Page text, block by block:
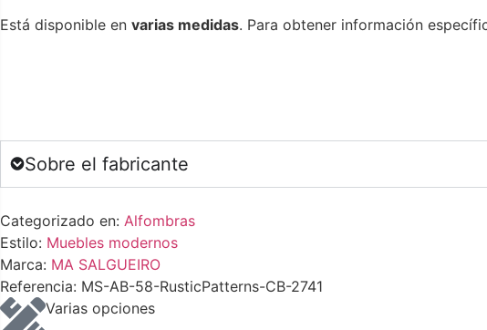
Está disponible en varias medidas. Para obtener información
Sobre el fabricante
Categorizado en: Alfombras
Estilo: Muebles modernos
Marca: MA SALGUEIRO
Referencia: MS-AB-58-RusticPatterns-CB-2741
Varias opciones